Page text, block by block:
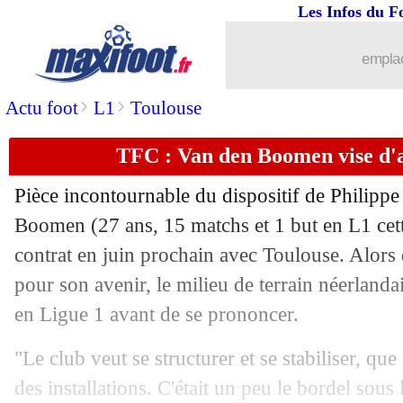
Actu foot> L1 > Toulouse
Les Infos du
TFC : Van den Boomen vise
Pièce incontournable du dispositif de
Boomen (27 ans, 15 matchs et 1 but en L1
contrat en juin prochain avec Toulouse.
pour son avenir, le milieu de terrain
en Ligue 1 avant de se prononcer.
"Le club veut se structurer et se stabiliser,
des installations. C'était un peu le bordel
Séville : Sampaoli et Monchi, c'est
24/12 PSG: offre à venir pour la pépite
24/12 Monaco: Chelsea discute pour
24/12 ASSE : Lorient négocie un prêt de
: Halilhodzic n'a toujours pas
24/12 Aubagne: un joueur formé à l'OM
Lyon : Boateng poussé dehors !